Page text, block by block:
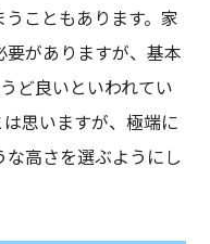
こともあります。家
がありますが、基本
ど良いといわれてい
思いますが、極端に
高さを選ぶようにし